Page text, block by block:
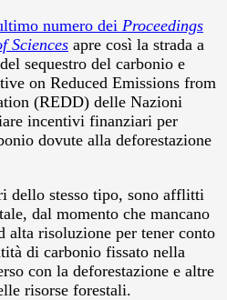
numero dei Proceedings
Sciences apre così la strada a
sequestro del carbonio e
on Reduced Emissions from
(REDD) delle Nazioni
incentivi finanziari per
dovute alla deforestazione
dello stesso tipo, sono afflitti
dal momento che mancano
alta risoluzione per tener conto
di carbonio fissato nella
con la deforestazione e altre
risorse forestali.